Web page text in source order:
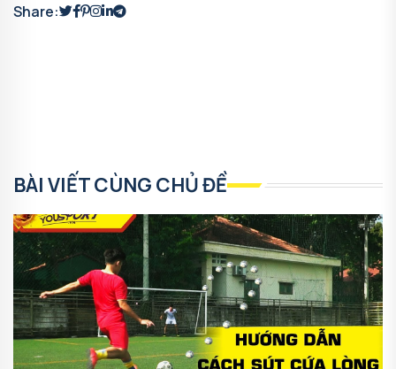
Share:
BÀI VIẾT CÙNG CHỦ ĐỀ